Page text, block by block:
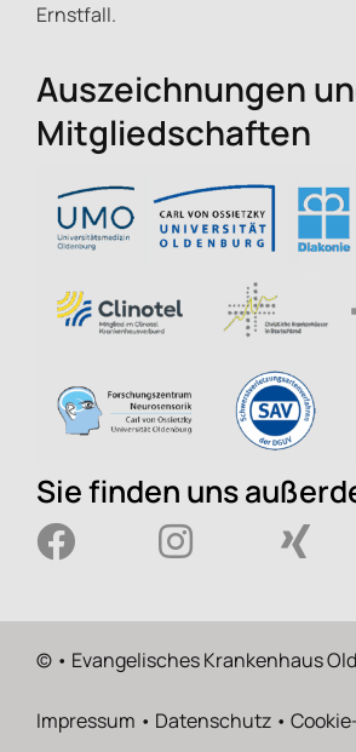
Ernstfall.
Auszeichnungen
Mitgliedschaften
Sie finden uns
© • Evangelisches Krankenhaus
Impressum • Datenschutz•